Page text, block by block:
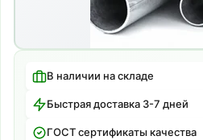
В наличии на складе
Быстрая доставка 3-7 дней
ГОСТ сертификаты качества